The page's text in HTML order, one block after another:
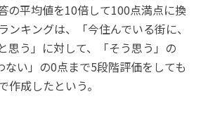
の平均値を10倍して100点満点に換
ンキングは、「今住んでいる街に、
思う」に対して、「そう思う」の
い」の0点まで5段階評価をしても
作成したという。